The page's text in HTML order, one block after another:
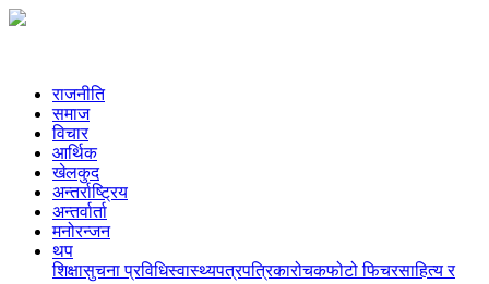
राजनीति
समाज
विचार
आर्थिक
खेलकुद
अन्तर्राष्ट्रिय
अन्तर्वार्ता
मनोरन्जन
थप
शिक्षासुचना प्रविधिस्वास्थ्यपत्रपत्रिकारोचकफोटो फिचरसाहित्य र